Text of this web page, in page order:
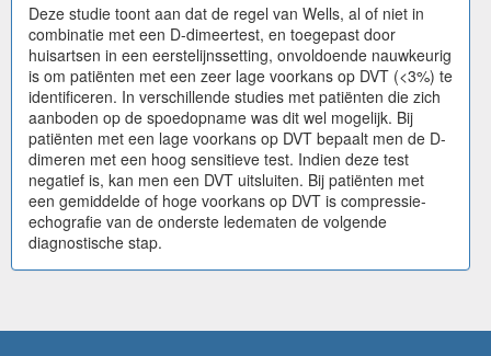
Deze studie toont aan dat de regel van Wells, al of niet in
combinatie met een D-dimeertest, en toegepast door
huisartsen in een eerstelijnssetting, onvoldoende nauwkeurig
is om patiënten met een zeer lage voorkans op DVT (<3%) te
identificeren. In verschillende studies met patiënten die zich
aanboden op de spoedopname was dit wel mogelijk. Bij
patiënten met een lage voorkans op DVT bepaalt men de D-
dimeren met een hoog sensitieve test. Indien deze test
negatief is, kan men een DVT uitsluiten. Bij patiënten met
een gemiddelde of hoge voorkans op DVT is compressie-
echografie van de onderste ledematen de volgende
diagnostische stap.